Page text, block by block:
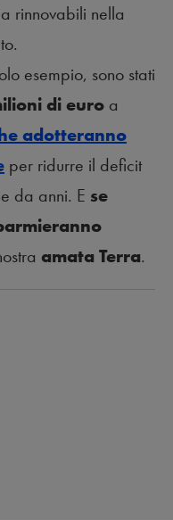
rinnovabili nella
esempio, sono stati
di euro a
adotteranno
per ridurre il deficit
da anni. E se
amata Terra.